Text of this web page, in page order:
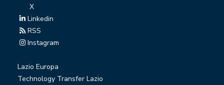
X
Linkedin
RSS
Instagram
Lazio Europa
Technology Transfer Lazio